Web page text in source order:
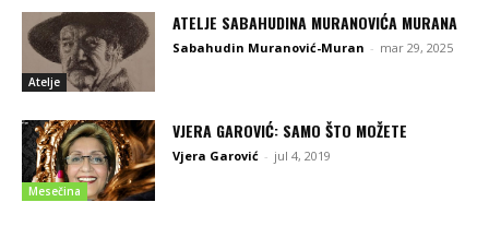
Atelje
ATELJE SABAHUDINA MURANOVIĆA MURANA
Sabahudin Muranović-Muran - mar 29, 2025
Mesečina
VJERA GAROVIĆ: SAMO ŠTO MOŽETE
Vjera Garović - jul 4, 2019